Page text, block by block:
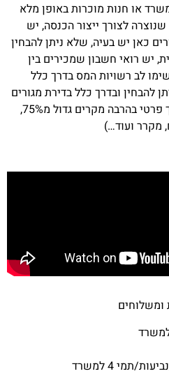
או חנות מוכרות באופן מלא
לצורך ייצור הכנסה, יש
כאן יש בעיה, שלא ניתן להבחין
יש רואי חשבון שמכירים בין
שימו לב רשויות המס בדרך כלל
להבחין ובדרך כלל בדירת מגורים
ממוצעת החשמל שמופק לצורך פרטי בהרבה מקרים גדול מ75%,
מקרר ועוד…)
ומשלוחים
תמי 4 למשרד